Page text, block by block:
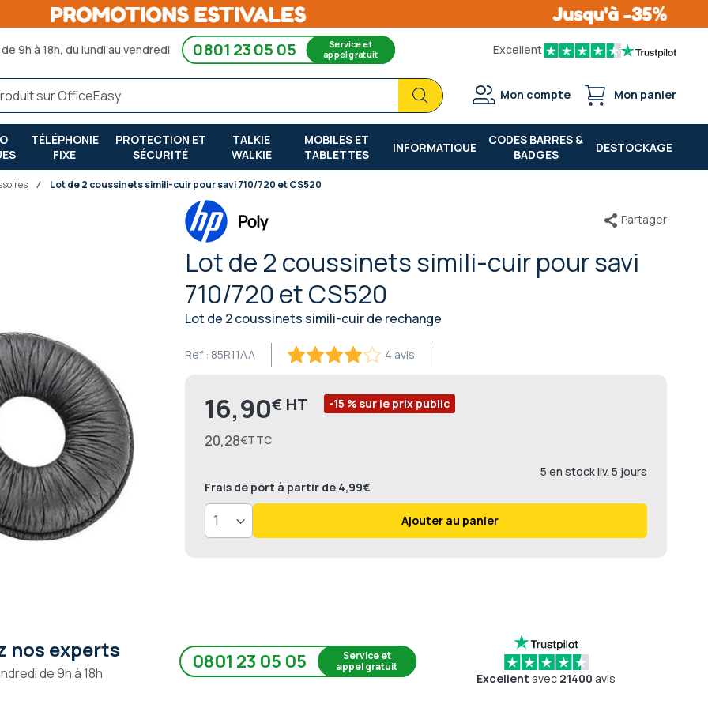
9h à 18h, du lundi au vendredi 0801 23 05 05 Service et
appel gratuit Excellent
Chercher
Chercher
Mon compte Mon panier
TÉLÉPHONIE
FIXE
PROTECTION ET
SÉCURITÉ
TALKIE
WALKIE
MOBILES ET
TABLETTES
INFORMATIQUE
CODES BARRES &
BADGES
DESTOCKAGE
Lot de 2 coussinets simili-cuir pour savi 710/720 et CS520
Lot de 2 coussinets simili-cuir pour savi
710/720 et CS520
Lot de 2 coussinets simili-cuir de rechange
4 avis
Ref : 85R11AA
Partager
Prix
16,90€
20,28€
-15 % sur le prix public
5 en stock liv. 5 jours
Frais de port à partir de 4,99€
Ajouter au panier
nos experts
de 9h à 18h 0801 23 05 05
Service et
appel gratuit
Excellent avec 21400 avis